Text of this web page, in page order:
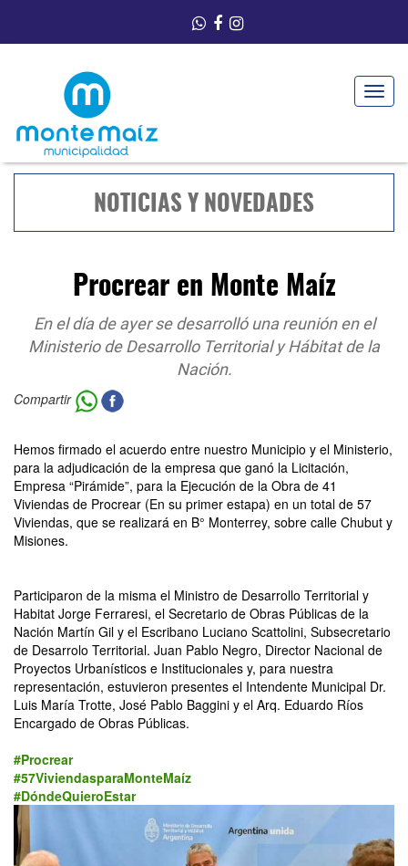
Toggle
NOTICIAS Y NOVEDADES
Procrear en Monte Maíz
En el día de ayer se desarrolló una reunión en el
Ministerio de Desarrollo Territorial y Hábitat de la
Nación.
Compartir
Hemos firmado el acuerdo entre nuestro Municipio y el Ministerio,
para la adjudicación de la empresa que ganó la Licitación,
Empresa “Pirámide”, para la Ejecución de la Obra de 41
Viviendas de Procrear (En su primer estapa) en un total de 57
Viviendas, que se realizará en B° Monterrey, sobre calle Chubut y
Misiones.
Participaron de la misma el Ministro de Desarrollo Territorial y
Habitat Jorge Ferraresi, el Secretario de Obras Públicas de la
Nación Martín Gil y el Escribano Luciano Scattolini, Subsecretario
de Desarrolo Territorial. Juan Pablo Negro, Director Nacional de
Proyectos Urbanísticos e Institucionales y, para nuestra
representación, estuvieron presentes el Intendente Municipal Dr.
Luis María Trotte, José Pablo Baggini y el Arq. Eduardo Ríos
Encargado de Obras Públicas.
#Procrear
#57ViviendasparaMonteMaíz
#DóndeQuieroEstar